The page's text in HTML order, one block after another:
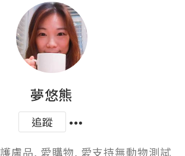
夢悠熊
追蹤
膚品, 愛購物, 愛支持無動物測試